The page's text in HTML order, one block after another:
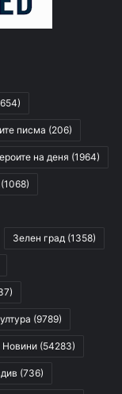
писма (206)
на деня (1964)
(1068)
Зелен град (1358)
(9789)
Новини (54283)
(736)